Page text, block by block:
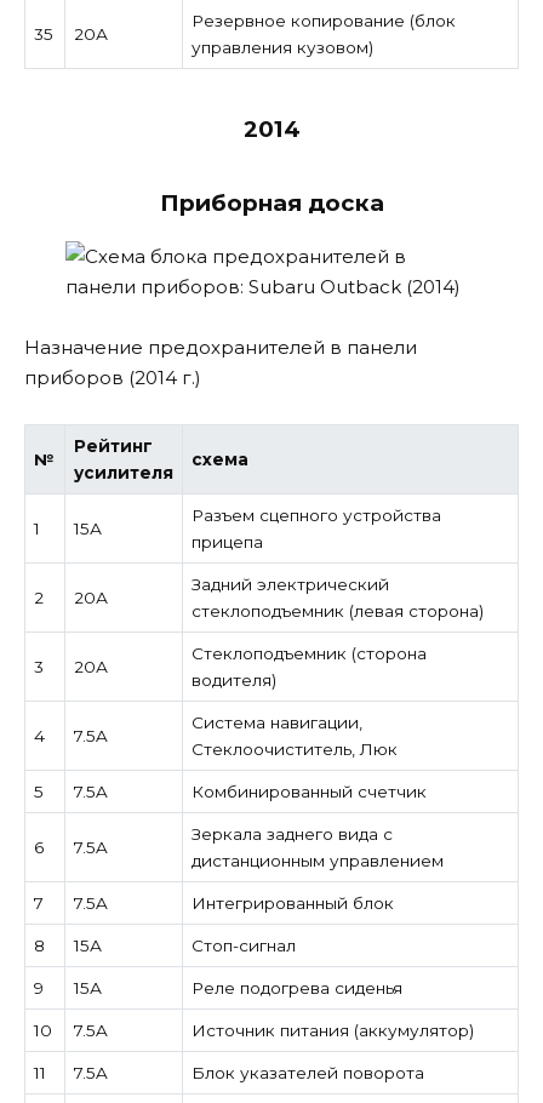
35 20А
Резервное копирование (блок
управления кузовом)
2014
Приборная доска
Назначение предохранителей в панели
приборов (2014 г.)
№
Рейтинг
усилителя
схема
1 15А
Разъем сцепного устройства
прицепа
2 20А
Задний электрический
стеклоподъемник (левая сторона)
3 20А
Стеклоподъемник (сторона
водителя)
4 7.5A
Система навигации,
Стеклоочиститель, Люк
5 7.5A Комбинированный счетчик
6 7.5A
Зеркала заднего вида с
дистанционным управлением
7 7.5A Интегрированный блок
8 15А Стоп-сигнал
9 15А Реле подогрева сиденья
10 7.5A Источник питания (аккумулятор)
11 7.5A Блок указателей поворота